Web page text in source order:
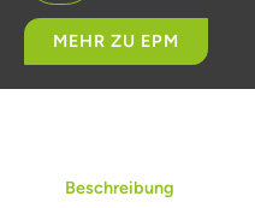
MEHR ZU EPM
Beschreibung